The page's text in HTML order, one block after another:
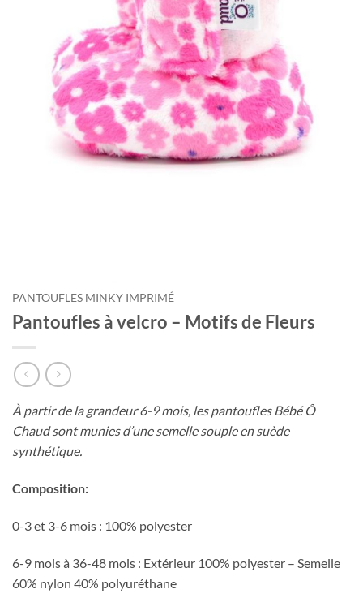
PANTOUFLES MINKY IMPRIMÉ
Pantoufles à velcro – Motifs de Fleurs
À partir de la grandeur 6-9 mois, les pantoufles Bébé Ô
Chaud sont munies d’une semelle souple en suède
synthétique.
Composition:
0-3 et 3-6 mois : 100% polyester
6-9 mois à 36-48 mois : Extérieur 100% polyester – Semelle
60% nylon 40% polyuréthane